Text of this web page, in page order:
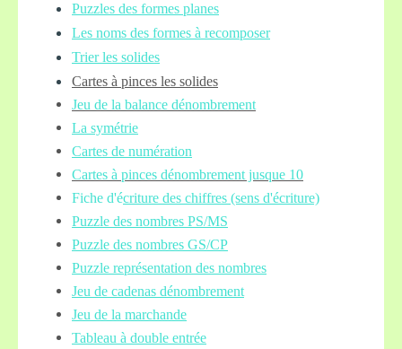
Puzzles des formes planes
Les noms des formes à recomposer
Trier les solides
Cartes à pinces les solides
Jeu de la balance dénombrement
La symétrie
Cartes de numération
Cartes à pinces dénombrement jusque 10
Fiche d'écriture des chiffres (sens d'écriture)
Puzzle des nombres PS/MS
Puzzle des nombres GS/CP
Puzzle représentation des nombres
Jeu de cadenas dénombrement
Jeu de la marchande
Tableau à double entrée